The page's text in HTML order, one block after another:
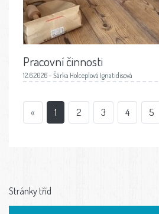
Pracovní činnosti
12.6.2026 – Šárka Holceplová Ignatidisová
« 1 2 3 4 5
Stránky tříd